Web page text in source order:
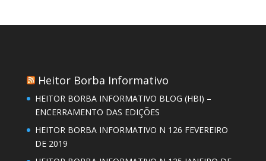
Heitor Borba Informativo
HEITOR BORBA INFORMATIVO BLOG (HBI) –
ENCERRAMENTO DAS EDIÇÕES
HEITOR BORBA INFORMATIVO N 126 FEVEREIRO
DE 2019